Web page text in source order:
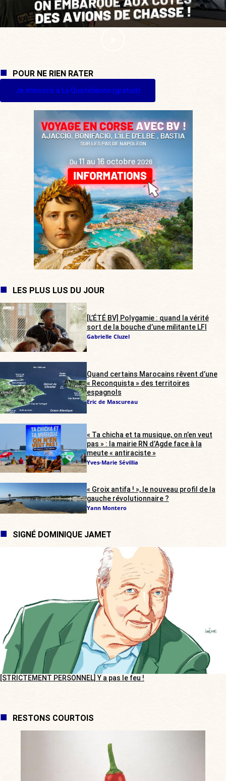
POUR NE RIEN RATER
Je m'inscris à La Quotidienne (gratuit)
LES PLUS LUS DU JOUR
[L’ÉTÉ BV] Polygamie : quand la vérité
sort de la bouche d’une militante LFI
Gabrielle Cluzel
Quand certains Marocains rêvent d’une
« Reconquista » des territoires
espagnols
Eric de Mascureau
« Ta chicha et ta musique, on n’en veut
pas » : la mairie RN d’Agde face à la
meute « antiraciste »
Yves-Marie Sévillia
« Groix antifa ! », le nouveau profil de la
gauche révolutionnaire ?
Yann Montero
SIGNÉ DOMINIQUE JAMET
[STRICTEMENT PERSONNEL] Y a pas le feu !
RESTONS COURTOIS